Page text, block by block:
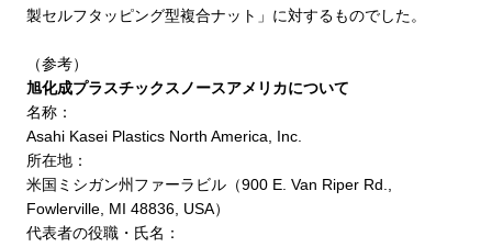
製セルフタッピング型複合ナット」に対するものでした。
（参考）
旭化成プラスチックスノースアメリカについて
名称：
Asahi Kasei Plastics North America, Inc.
所在地：
米国ミシガン州ファーラビル（900 E. Van Riper Rd.,
Fowlerville, MI 48836, USA）
代表者の役職・氏名：